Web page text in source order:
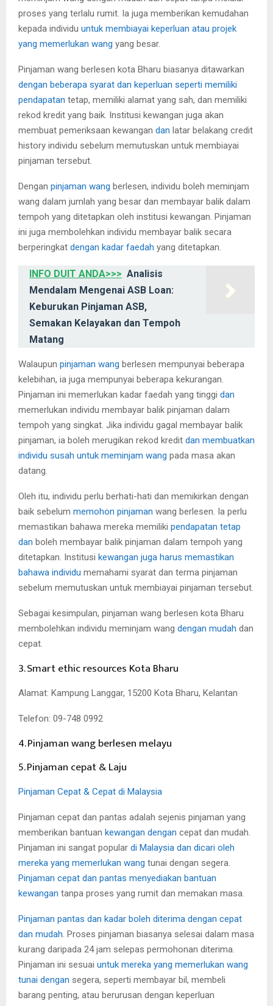
proses yang terlalu rumit. Ia juga memberikan kemudahan
kepada individu untuk membiayai keperluan atau projek
yang memerlukan wang yang besar.
Pinjaman wang berlesen kota Bharu biasanya ditawarkan
dengan beberapa syarat dan keperluan seperti memiliki
pendapatan tetap, memiliki alamat yang sah, dan memiliki
rekod kredit yang baik. Institusi kewangan juga akan
membuat pemeriksaan kewangan dan latar belakang credit
history individu sebelum memutuskan untuk membiayai
pinjaman tersebut.
Dengan pinjaman wang berlesen, individu boleh meminjam
wang dalam jumlah yang besar dan membayar balik dalam
tempoh yang ditetapkan oleh institusi kewangan. Pinjaman
ini juga membolehkan individu membayar balik secara
berperingkat dengan kadar faedah yang ditetapkan.
INFO DUIT ANDA>>> Analisis
Mendalam Mengenai ASB Loan:
Keburukan Pinjaman ASB,
Semakan Kelayakan dan Tempoh
Matang
Walaupun pinjaman wang berlesen mempunyai beberapa
kelebihan, ia juga mempunyai beberapa kekurangan.
Pinjaman ini memerlukan kadar faedah yang tinggi dan
memerlukan individu membayar balik pinjaman dalam
tempoh yang singkat. Jika individu gagal membayar balik
pinjaman, ia boleh merugikan rekod kredit dan membuatkan
individu susah untuk meminjam wang pada masa akan
datang.
Oleh itu, individu perlu berhati-hati dan memikirkan dengan
baik sebelum memohon pinjaman wang berlesen. Ia perlu
memastikan bahawa mereka memiliki pendapatan tetap
dan boleh membayar balik pinjaman dalam tempoh yang
ditetapkan. Institusi kewangan juga harus memastikan
bahawa individu memahami syarat dan terma pinjaman
sebelum memutuskan untuk membiayai pinjaman tersebut.
Sebagai kesimpulan, pinjaman wang berlesen kota Bharu
membolehkan individu meminjam wang dengan mudah dan
cepat.
3. Smart ethic resources Kota Bharu
Alamat: Kampung Langgar, 15200 Kota Bharu, Kelantan
Telefon: 09-748 0992
4. Pinjaman wang berlesen melayu
5. Pinjaman cepat & Laju
Pinjaman Cepat & Cepat di Malaysia
Pinjaman cepat dan pantas adalah sejenis pinjaman yang
memberikan bantuan kewangan dengan cepat dan mudah.
Pinjaman ini sangat popular di Malaysia dan dicari oleh
mereka yang memerlukan wang tunai dengan segera.
Pinjaman cepat dan pantas menyediakan bantuan
kewangan tanpa proses yang rumit dan memakan masa.
Pinjaman pantas dan kadar boleh diterima dengan cepat
dan mudah . Proses pinjaman biasanya selesai dalam masa
kurang daripada 24 jam selepas permohonan diterima.
Pinjaman ini sesuai untuk mereka yang memerlukan wang
tunai dengan segera, seperti membayar bil, membeli
barang penting, atau berurusan dengan keperluan